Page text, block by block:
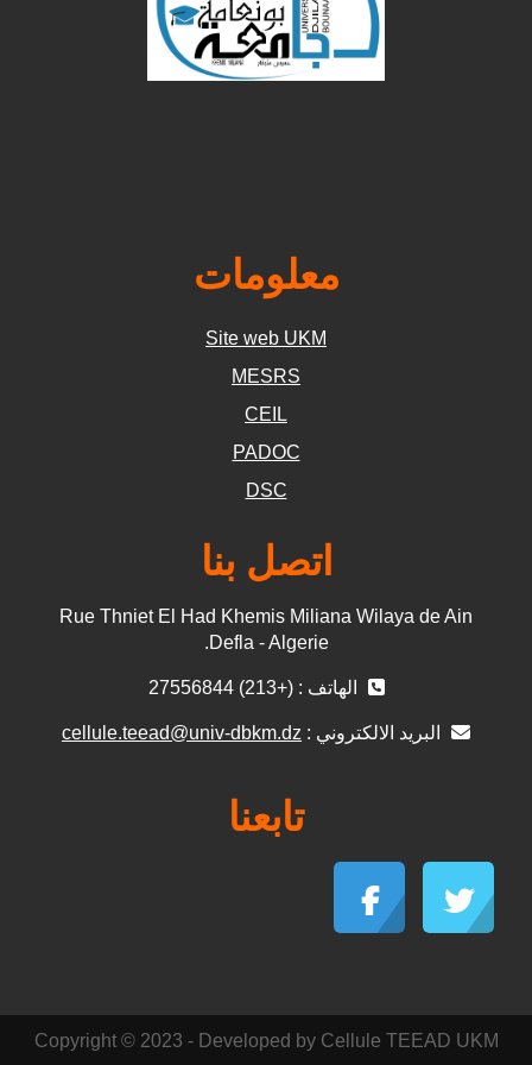
معلومات
Site web UKM
MESRS
CEIL
PADOC
DSC
اتصل بنا
Rue Thniet El Had Khemis Miliana Wilaya de Ain
Defla - Algerie.
الهاتف : (+213) 27556844
البريد الالكتروني : cellule.teead@univ-dbkm.dz
تابعنا
Copyright © 2023 - Developed by Cellule TEEAD UKM